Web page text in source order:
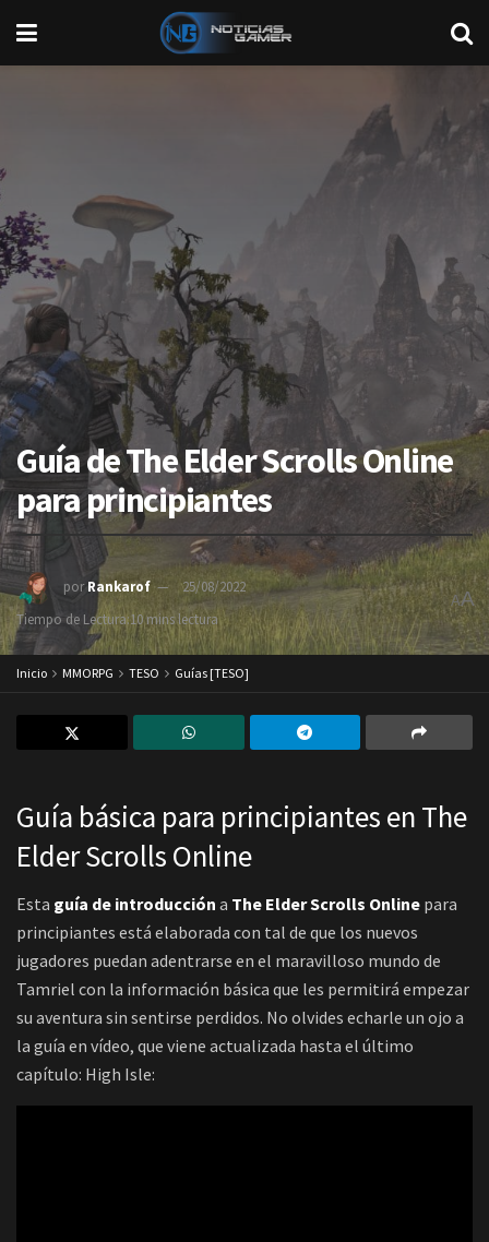
Guía de The Elder Scrolls Online
para principiantes
por Rankarof
25/08/2022
Tiempo de Lectura:10 mins lectura
AA
Inicio MMORPG TESO Guías [TESO]
Guía básica para principiantes en The
Elder Scrolls Online
Esta guía de introducción a The Elder Scrolls Online para
principiantes está elaborada con tal de que los nuevos
jugadores puedan adentrarse en el maravilloso mundo de
Tamriel con la información básica que les permitirá empezar
su aventura sin sentirse perdidos. No olvides echarle un ojo a
la guía en vídeo, que viene actualizada hasta el último
capítulo: High Isle: